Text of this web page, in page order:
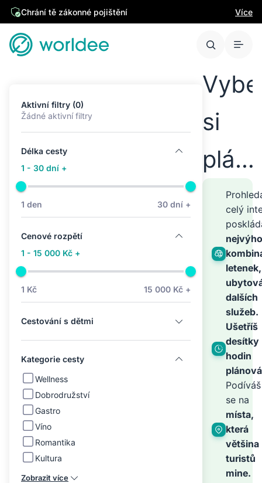
Chrání tě zákonné pojištění Více
Aktivní filtry (0)
Žádné aktivní filtry
Délka cesty
1 - 30 dní +
1 den 30 dní +
Cenové rozpětí
1 - 15 000 Kč +
1 Kč 15 000 Kč +
Cestování s dětmi
Kategorie cesty
Wellness
Dobrodružství
Gastro
Víno
Romantika
Kultura
Zobrazit více
si
plán
cesty
na
světě
–
je
celý
letenek,
dalších
služeb.
Ušetříš
desítky
hodin
Podíváš
se na
místa,
která
většina
turistů
mine.